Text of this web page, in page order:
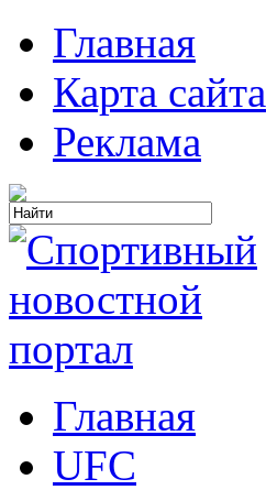
Главная
Карта сайта
Реклама
Главная
UFC